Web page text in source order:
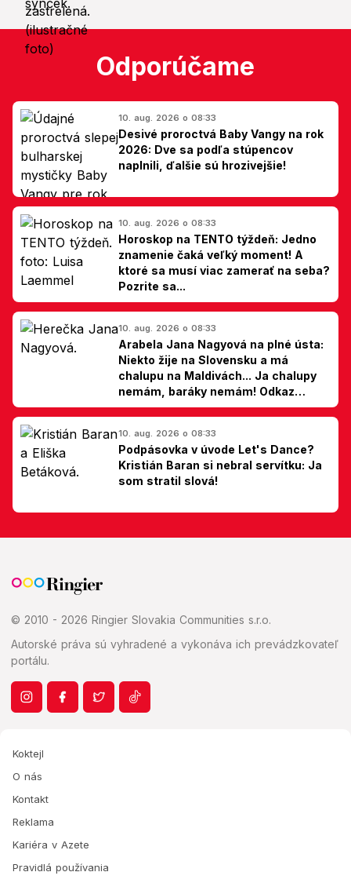
Odporúčame
10. aug. 2026 o 08:33
Desivé proroctvá Baby Vangy na rok
2026: Dve sa podľa stúpencov
naplnili, ďalšie sú hrozivejšie!
10. aug. 2026 o 08:33
Horoskop na TENTO týždeň: Jedno
znamenie čaká veľký moment! A
ktoré sa musí viac zamerať na seba?
Pozrite sa...
10. aug. 2026 o 08:33
Arabela Jana Nagyová na plné ústa:
Niekto žije na Slovensku a má
chalupu na Maldivách... Ja chalupy
nemám, baráky nemám! Odkaz
Slovákom
10. aug. 2026 o 08:33
Podpásovka v úvode Let's Dance?
Kristián Baran si nebral servítku: Ja
som stratil slová!
© 2010 - 2026 Ringier Slovakia Communities s.r.o.
Autorské práva sú vyhradené a vykonáva ich prevádzkovateľ
portálu.
Koktejl
O nás
Kontakt
Reklama
Kariéra v Azete
Pravidlá používania